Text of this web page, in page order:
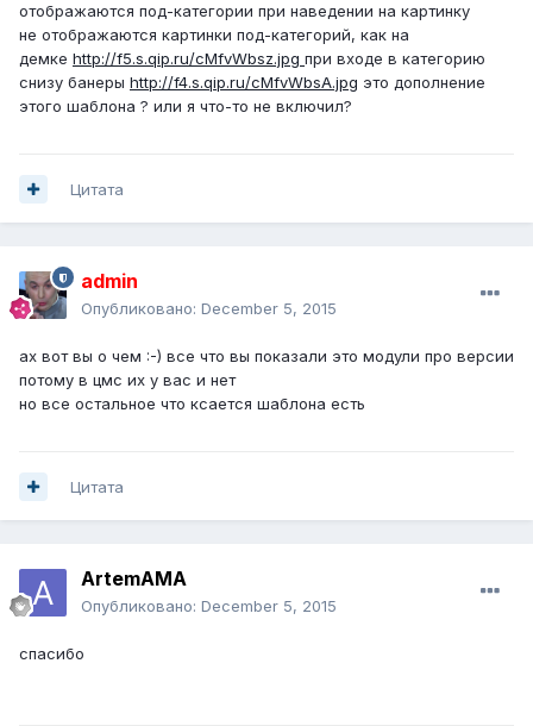
отображаются под-категории при наведении на картинку
не отображаются картинки под-категорий, как на
демке http://f5.s.qip.ru/cMfvWbsz.jpg при входе в категорию
снизу банеры http://f4.s.qip.ru/cMfvWbsA.jpg это дополнение
этого шаблона ? или я что-то не включил?
Цитата
admin
Опубликовано: December 5, 2015
ах вот вы о чем :-) все что вы показали это модули про версии
потому в цмс их у вас и нет
но все остальное что ксается шаблона есть
Цитата
ArtemAMA
Опубликовано: December 5, 2015
спасибо